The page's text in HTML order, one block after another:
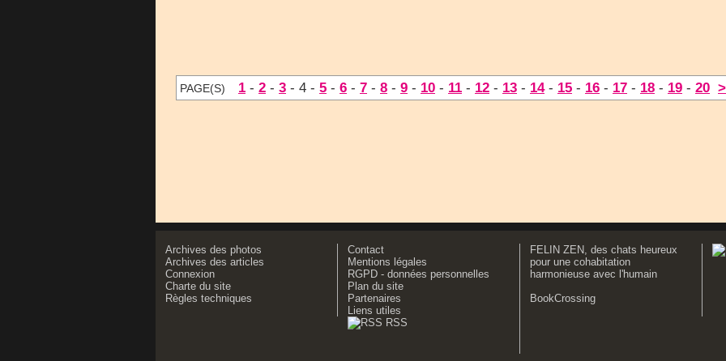
PAGE(S) 1 - 2 - 3 - 4 - 5 - 6 - 7 - 8 - 9 - 10 - 11 - 12 - 13 - 14- 15 - 16 - 17 - 18 - 19 - 20
Archives des photos
Archives des articles
Connexion
Charte du site
Règles techniques
Contact
Mentions légales
RGPD - données personnelles
Plan du site
Partenaires
Liens utiles
RSS
FELIN ZEN, des chats heureux
pour une cohabitation
harmonieuse avec l'humain
BookCrossing